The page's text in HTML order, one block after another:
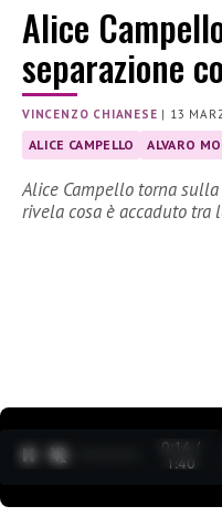
Alice
separazione
VINCENZO CHIANESE | 13
ALICE CAMPELLO ALVARO
Alice Campello torna
rivela cosa è accaduto tra
0:15 /
1:40